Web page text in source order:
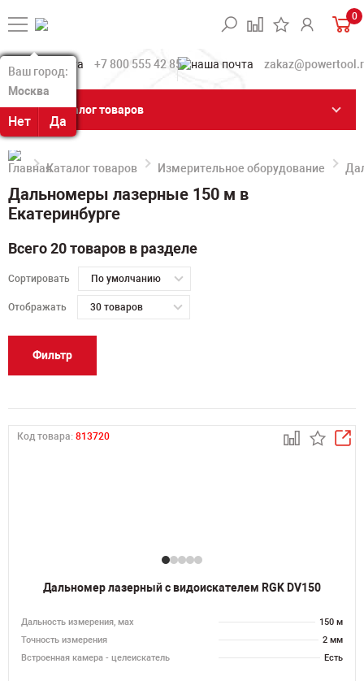
Ваш город:
Москва
Нет Да
Ваш город:
Москва
Нет Да
0
+7 800 555 42 85
Каталог товаров
Каталог товаров Измерительное оборудование
Дальномеры лазерные 150 м в
Екатеринбурге
Всего 20 товаров в разделе
Сортировать По умолчанию
Отображать 30 товаров
Фильтр
Код товара: 813720
Дальномер лазерный с видоискателем RGK DV150
Дальность измерения, мах
150 м
Точность измерения
2 мм
Встроенная камера - целеискатель
Есть